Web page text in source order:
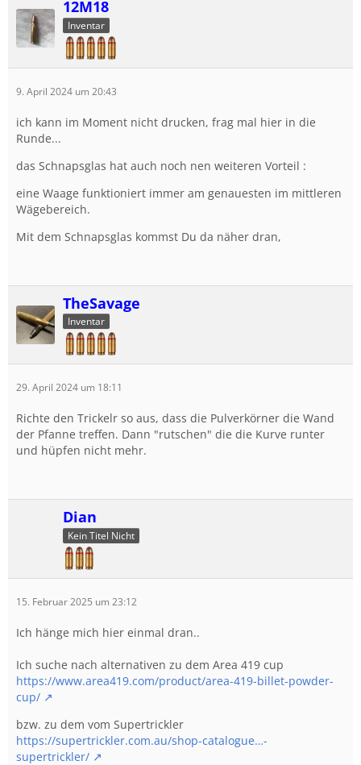
12M18
Inventar
9. April 2024 um 20:43
ich kann im Moment nicht drucken, frag mal hier in die
Runde...
das Schnapsglas hat auch noch nen weiteren Vorteil :
eine Waage funktioniert immer am genauesten im mittleren
Wägebereich.
Mit dem Schnapsglas kommst Du da näher dran,
TheSavage
Inventar
29. April 2024 um 18:11
Richte den Trickelr so aus, dass die Pulverkörner die Wand
der Pfanne treffen. Dann "rutschen" die die Kurve runter
und hüpfen nicht mehr.
Dian
Kein Titel Nicht
15. Februar 2025 um 23:12
Ich hänge mich hier einmal dran..
Ich suche nach alternativen zu dem Area 419 cup
https://www.area419.com/product/area-419-billet-powder-
cup/
bzw. zu dem vom Supertrickler
https://supertrickler.com.au/shop-catalogue…-
supertrickler/